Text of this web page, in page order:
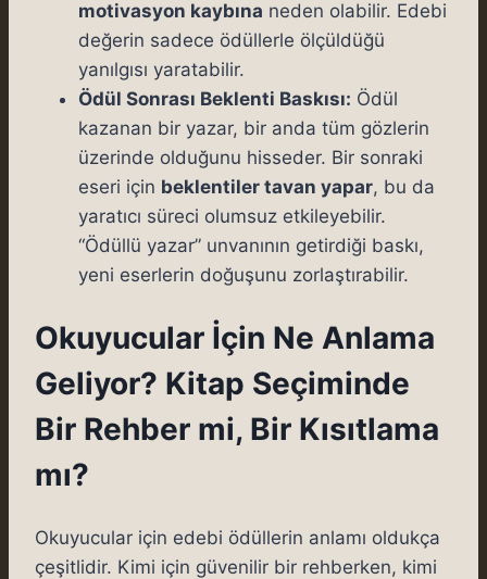
motivasyon kaybına neden olabilir. Edebi
değerin sadece ödüllerle ölçüldüğü
yanılgısı yaratabilir.
Ödül Sonrası Beklenti Baskısı: Ödül
kazanan bir yazar, bir anda tüm gözlerin
üzerinde olduğunu hisseder. Bir sonraki
eseri için beklentiler tavan yapar, bu da
yaratıcı süreci olumsuz etkileyebilir.
“Ödüllü yazar” unvanının getirdiği baskı,
yeni eserlerin doğuşunu zorlaştırabilir.
Okuyucular İçin Ne Anlama
Geliyor? Kitap Seçiminde
Bir Rehber mi, Bir Kısıtlama
mı?
Okuyucular için edebi ödüllerin anlamı oldukça
çeşitlidir. Kimi için güvenilir bir rehberken, kimi